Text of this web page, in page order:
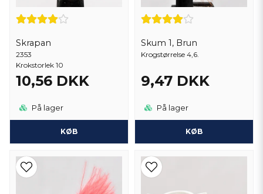
Skrapan
2353
Krokstorlek 10
10,56 DKK
På lager
KØB
Skum 1, Brun
Krogstørrelse 4,6.
9,47 DKK
På lager
KØB